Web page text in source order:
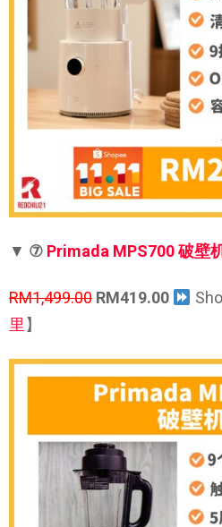
▼ ⑦ Primada MPS700 破壁
RM1,499.00 RM419.00
里 】